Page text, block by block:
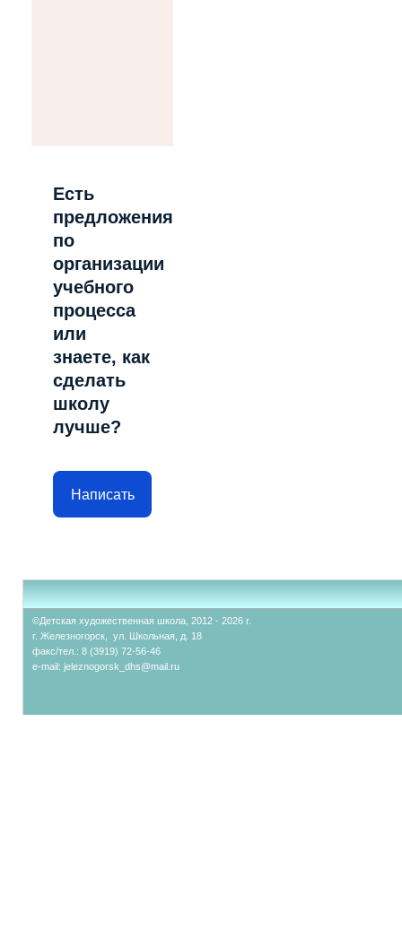
Есть
предложения
по
организации
учебного
процесса
или
знаете, как
сделать
школу
лучше?
Написать
©Детская художественная школа, 2012 - 2026 г.
г. Железногорск, ул. Школьная, д. 18
факс/тел.: 8 (3919) 72-56-46
e-mail: jeleznogorsk_dhs@mail.ru